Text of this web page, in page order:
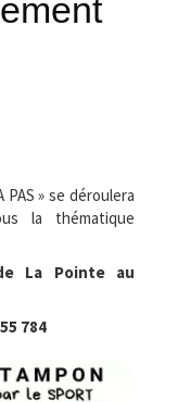
PAS » se déroulera
la thématique
La Pointe au
784